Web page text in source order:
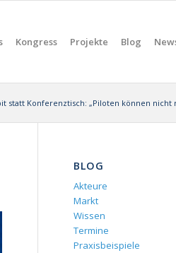
Kongress Projekte Blog
statt Konferenztisch: „Piloten können nicht
BLOG
Akteure
Markt
Wissen
Termine
Praxisbeispiele